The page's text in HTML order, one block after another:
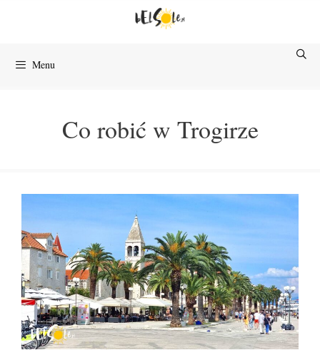
Menu
Co robić w Trogirze